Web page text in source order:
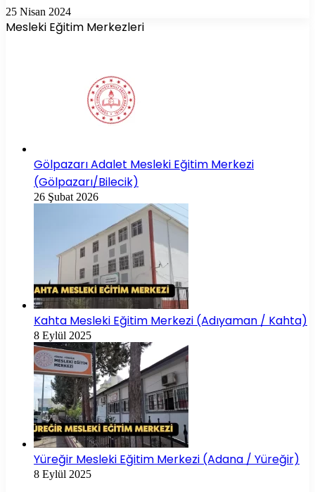
25 Nisan 2024
Mesleki Eğitim Merkezleri
Gölpazarı Adalet Mesleki Eğitim Merkezi
(Gölpazarı/Bilecik)
26 Şubat 2026
Kahta Mesleki Eğitim Merkezi (Adıyaman / Kahta)
8 Eylül 2025
Yüreğir Mesleki Eğitim Merkezi (Adana / Yüreğir)
8 Eylül 2025